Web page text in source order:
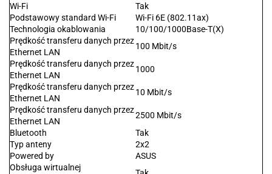
Wi-Fi
Tak
Podstawowy standard Wi-Fi
Wi-Fi 6E (802.11ax)
Technologia okablowania
10/100/1000Base-T(X)
Prędkość transferu danych przez
Ethernet LAN
100 Mbit/s
Prędkość transferu danych przez
Ethernet LAN
1000
Prędkość transferu danych przez
Ethernet LAN
10 Mbit/s
Prędkość transferu danych przez
Ethernet LAN
2500 Mbit/s
Bluetooth
Tak
Typ anteny
2x2
Powered by
ASUS
Obsługa wirtualnej